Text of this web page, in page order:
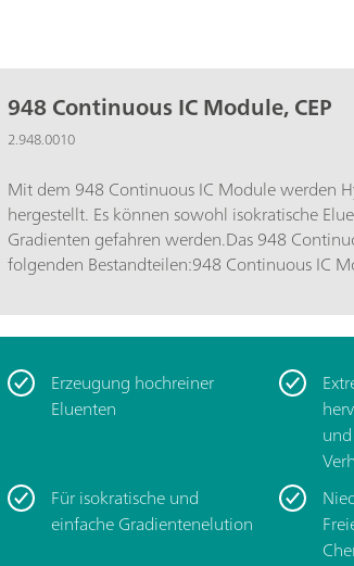
948 Continuous IC Module, CEP
2.948.0010
Mit dem 948 Continuous IC Module werden
hergestellt. Es können sowohl isokratische
Gradienten gefahren werden.Das 948
folgenden Bestandteilen:948 Continuous IC Module; Eluent
Hochdruckdegasser (H-DEG, 6.02850.000); Beispielmethoden gemäss
Handbuch 948 Continuous IC Module.
Erzeugung hochreiner
Eluenten
Für isokratische und
einfache Gradientenelution